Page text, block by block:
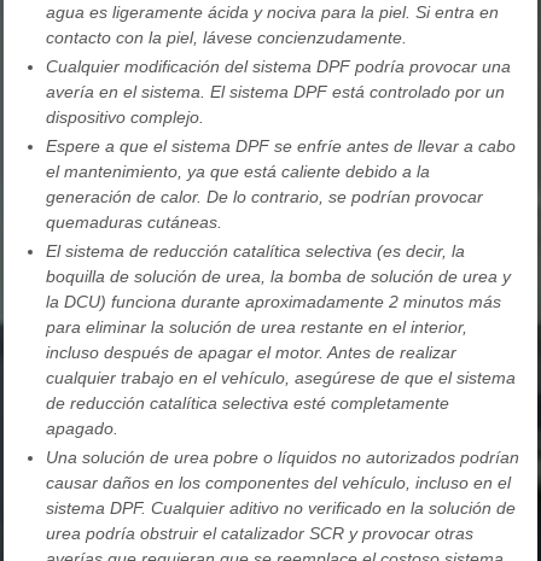
agua es ligeramente ácida y nociva para la piel. Si entra en
contacto con la piel, lávese concienzudamente.
Cualquier modificación del sistema DPF podría provocar una
avería en el sistema. El sistema DPF está controlado por un
dispositivo complejo.
Espere a que el sistema DPF se enfríe antes de llevar a cabo
el mantenimiento, ya que está caliente debido a la
generación de calor. De lo contrario, se podrían provocar
quemaduras cutáneas.
El sistema de reducción catalítica selectiva (es decir, la
boquilla de solución de urea, la bomba de solución de urea y
la DCU) funciona durante aproximadamente 2 minutos más
para eliminar la solución de urea restante en el interior,
incluso después de apagar el motor. Antes de realizar
cualquier trabajo en el vehículo, asegúrese de que el sistema
de reducción catalítica selectiva esté completamente
apagado.
Una solución de urea pobre o líquidos no autorizados podrían
causar daños en los componentes del vehículo, incluso en el
sistema DPF. Cualquier aditivo no verificado en la solución de
urea podría obstruir el catalizador SCR y provocar otras